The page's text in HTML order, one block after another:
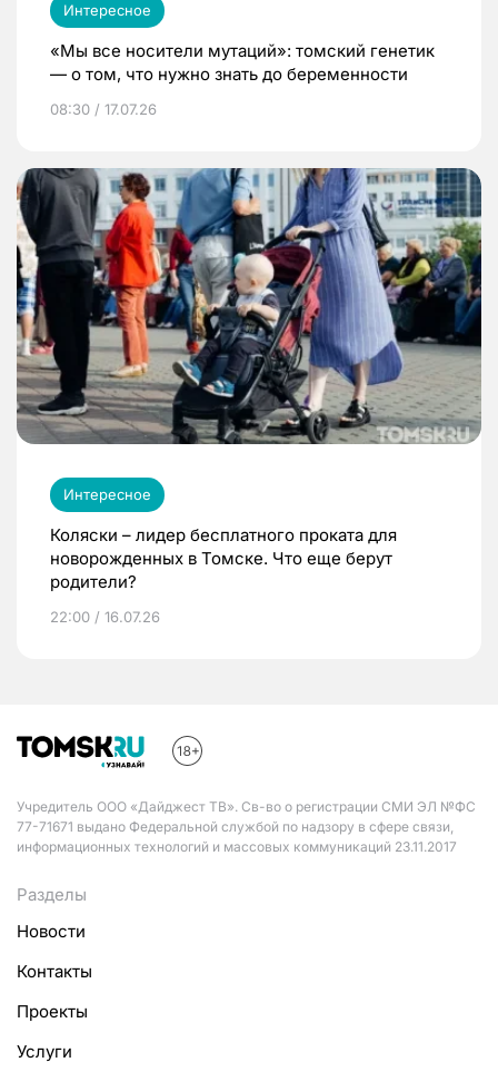
Интересное
«Мы все носители мутаций»: томский генетик
— о том, что нужно знать до беременности
08:30 / 17.07.26
Интересное
Коляски – лидер бесплатного проката для
новорожденных в Томске. Что еще берут
родители?
22:00 / 16.07.26
Учредитель ООО «Дайджест ТВ». Св-во о регистрации СМИ ЭЛ №ФС
77-71671 выдано Федеральной службой по надзору в сфере связи,
информационных технологий и массовых коммуникаций 23.11.2017
Разделы
Новости
Контакты
Проекты
Услуги